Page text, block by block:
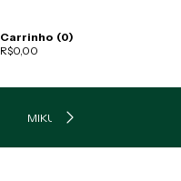
Carrinho (0)
R$0,00
MIKUSKA NA A FAZENDA 16